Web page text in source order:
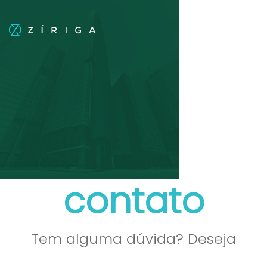
contato
Tem alguma dúvida? Deseja